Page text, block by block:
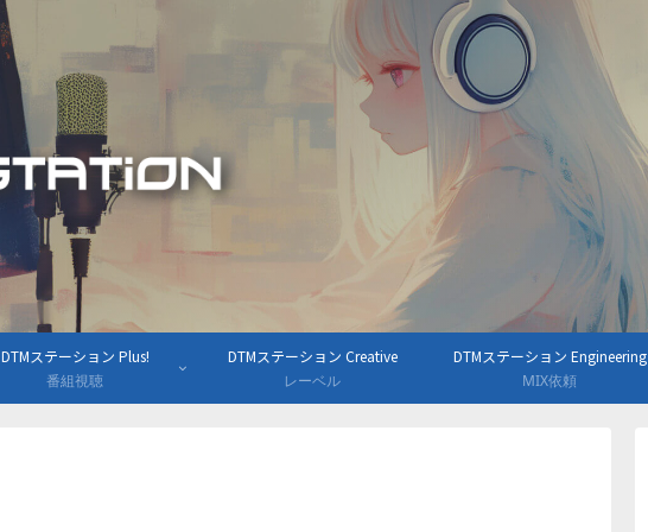
DTMステーション Plus!
番組視聴
DTMステーション Creative
レーベル
DTMステーション Engineering
MIX依頼